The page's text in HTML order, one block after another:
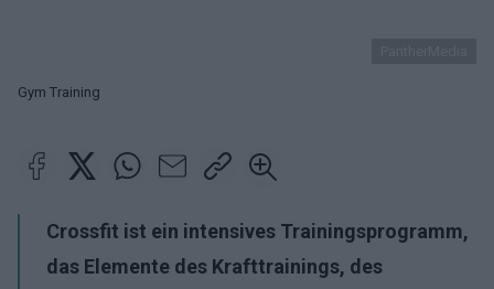
Gym Training
Crossfit ist ein intensives Trainingsprogramm,
das Elemente des Krafttrainings, des